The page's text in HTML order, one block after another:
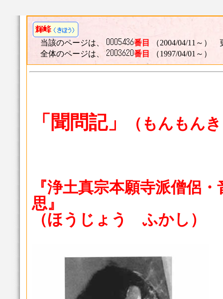
当該のページは、 番目
（2004/04/11～）
全体のページは、
番目 （1997/04/01～）
「聞問記」 （もんもん
『浄土真宗本願寺派僧
思』
（ほうじょう ふかし）